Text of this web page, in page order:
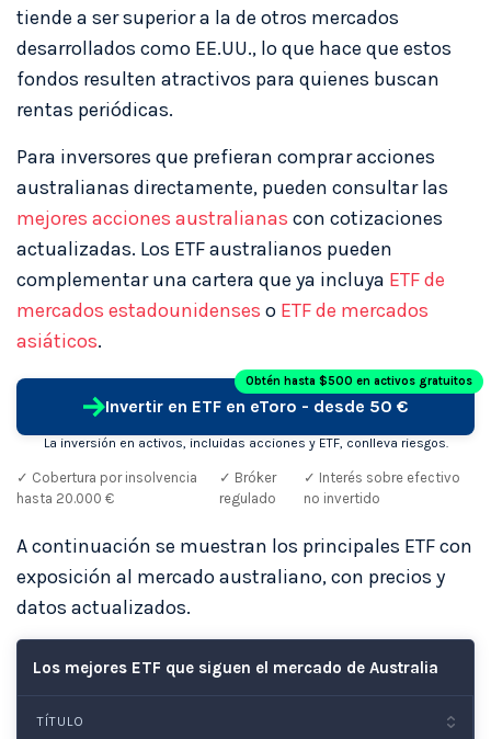
tiende a ser superior a la de otros mercados
desarrollados como EE.UU., lo que hace que estos
fondos resulten atractivos para quienes buscan
rentas periódicas.
Para inversores que prefieran comprar acciones
australianas directamente, pueden consultar las
mejores acciones australianas con cotizaciones
actualizadas. Los ETF australianos pueden
complementar una cartera que ya incluya ETF de
mercados estadounidenses o ETF de mercados
asiáticos.
Invertir en ETF en eToro - desde 50 €
Obtén hasta $500 en activos gratuitos
La inversión en activos, incluidas acciones y ETF, conlleva riesgos.
✓ Cobertura por insolvencia
hasta 20.000 €
✓ Bróker
regulado
✓ Interés sobre efectivo
no invertido
A continuación se muestran los principales ETF con
exposición al mercado australiano, con precios y
datos actualizados.
Los mejores ETF que siguen el mercado de Australia
TÍTULO